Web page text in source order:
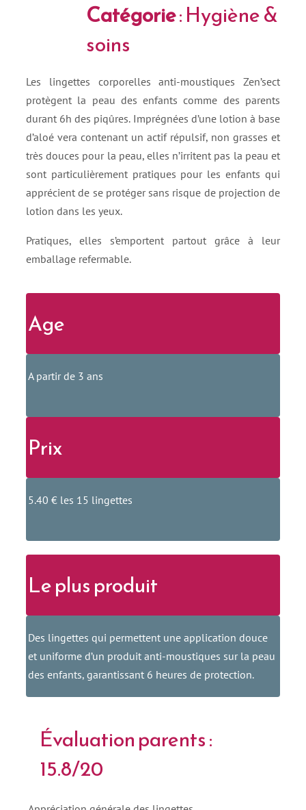
Catégorie: Hygiène &
soins
Les lingettes corporelles anti-moustiques Zen’sect
protègent la peau des enfants comme des parents
durant 6h des piqûres. Imprégnées d’une lotion à base
d’aloé vera contenant un actif répulsif, non grasses et
très douces pour la peau, elles n’irritent pas la peau et
sont particulièrement pratiques pour les enfants qui
apprécient de se protéger sans risque de projection de
lotion dans les yeux.
Pratiques, elles s’emportent partout grâce à leur
emballage refermable.
Age
A partir de 3 ans
Prix
5.40 € les 15 lingettes
Le plus produit
Des lingettes qui permettent une application douce
et uniforme d’un produit anti-moustiques sur la peau
des enfants, garantissant 6 heures de protection.
Évaluation parents :
15.8/20